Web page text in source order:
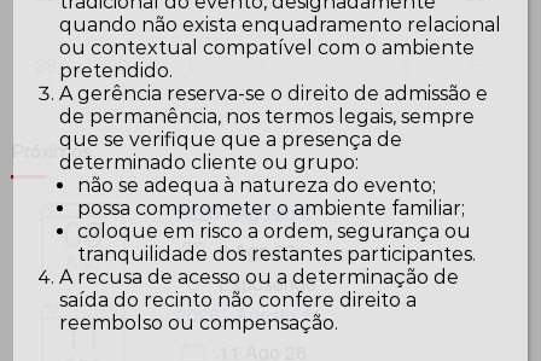
30
Próximos
08
Ago
2026 - Agosto 8
8 Ago 26
Esposende
11
2026 - Agosto 11
quando não exista enquadramento relacional
ou contextual compatível com o ambiente
pretendido.
A gerência reserva-se o direito de admissão e
de permanência, nos termos legais, sempre
que se verifique que a presença de
determinado cliente ou grupo:
não se adequa à natureza do evento;
possa comprometer o ambiente familiar;
coloque em risco a ordem, segurança ou
tranquilidade dos restantes participantes.
A recusa de acesso ou a determinação de
saída do recinto não confere direito a
reembolso ou compensação.